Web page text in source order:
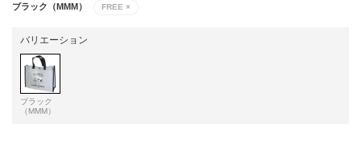
ブラック（MMM） FREE ×
バリエーション
ブラック
（MMM）